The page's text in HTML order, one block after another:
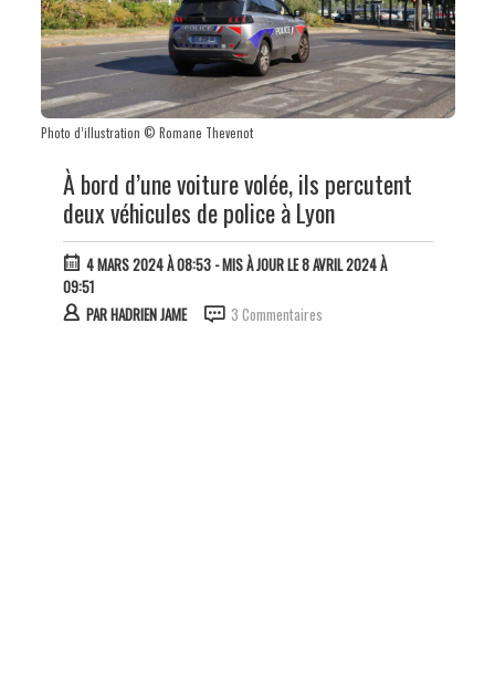
Photo d’illustration © Romane Thevenot
À bord d’une voiture volée, ils percutent
deux véhicules de police à Lyon
4 MARS 2024 À 08:53- MIS À JOUR LE 8 AVRIL 2024 À
09:51
PARHADRIEN JAME 3 Commentaires